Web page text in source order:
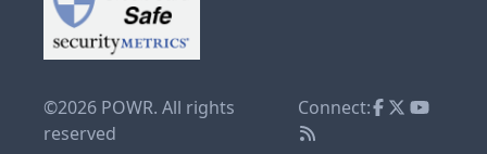
©2026 POWR. All rights
reserved
Connect: